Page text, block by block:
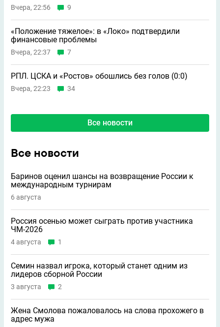
Вчера, 22:56 9
«Положение тяжелое»: в «Локо» подтвердили
финансовые проблемы
Вчера, 22:37 7
РПЛ. ЦСКА и «Ростов» обошлись без голов (0:0)
Вчера, 22:23 34
Все новости
Все новости
Баринов оценил шансы на возвращение России к
международным турнирам
6 августа
Россия осенью может сыграть против участника
ЧМ-2026
4 августа 1
Семин назвал игрока, который станет одним из
лидеров сборной России
3 августа 2
Жена Смолова пожаловалось на слова прохожего в
адрес мужа